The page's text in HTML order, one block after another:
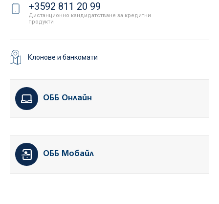
+3592 811 20 99
Дистанционно кандидатстване за кредитни
продукти
Клонове и банкомати
ОББ Онлайн
ОББ Мобайл